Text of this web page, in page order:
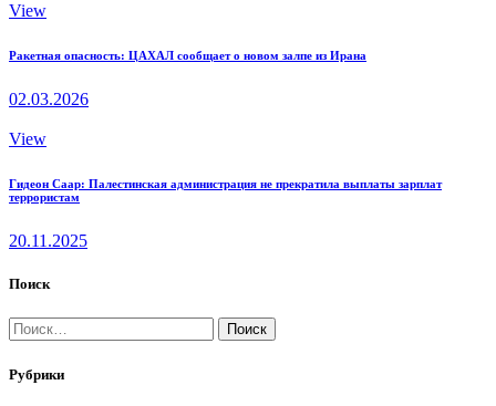
View
Ракетная опасность: ЦАХАЛ сообщает о новом залпе из Ирана
02.03.2026
View
Гидеон Саар: Палестинская администрация не прекратила выплаты зарплат
террористам
20.11.2025
Поиск
Найти:
Рубрики